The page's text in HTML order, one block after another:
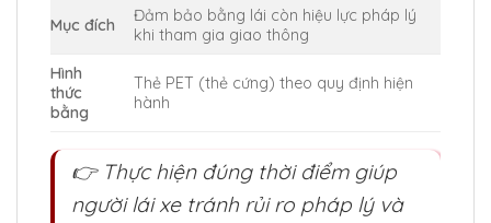
Mục đích
Đảm bảo bằng lái còn hiệu lực pháp lý
khi tham gia giao thông
Hình
thức
bằng
Thẻ PET (thẻ cứng) theo quy định hiện
hành
👉 Thực hiện đúng thời điểm giúp
người lái xe tránh rủi ro pháp lý và